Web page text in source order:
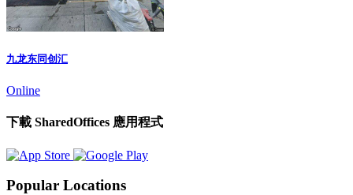
九龙东同创汇
Online
下載 SharedOffices 應用程式
Popular Locations